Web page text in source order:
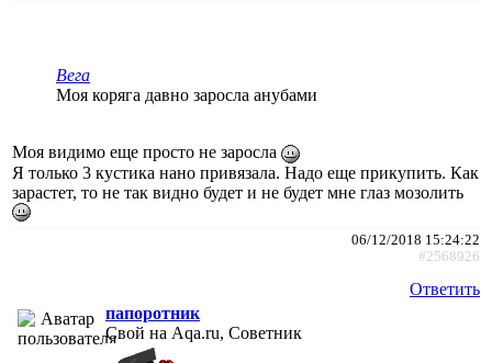
Вега
Моя коряга давно заросла анубами
Моя видимо еще просто не заросла
Я только 3 кустика нано привязала. Надо еще прикупить. Как
зарастет, то не так видно будет и не будет мне глаз мозолить
06/12/2018 15:24:22
#2568926
Ответить
папоротник
Свой на Aqa.ru, Советник